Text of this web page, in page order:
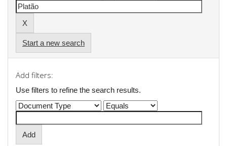
Start a new search
Add filters:
Use filters to refine the search results.